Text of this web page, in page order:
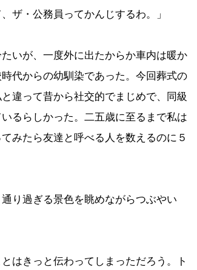
ザ・公務員ってかんじするわ。」
いが、一度外に出たからか車内は暖か
代からの幼馴染であった。今回葬式の
違って昔から社交的でまじめで、同級
るらしかった。二五歳に至るまで私は
みたら友達と呼べる人を数えるのに５
り過ぎる景色を眺めながらつぶやい
はきっと伝わってしまっただろう。ト